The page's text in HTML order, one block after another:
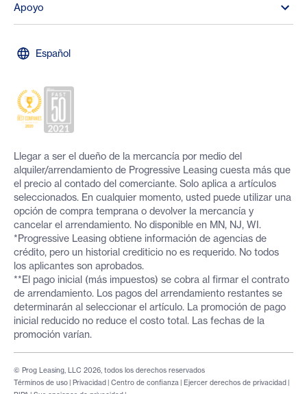
Apoyo
Español
Llegar a ser el dueño de la mercancía por medio del
alquiler/arrendamiento de Progressive Leasing cuesta más que
el precio al contado del comerciante. Solo aplica a artículos
seleccionados. En cualquier momento, usted puede utilizar una
opción de compra temprana o devolver la mercancía y
cancelar el arrendamiento. No disponible en MN, NJ, WI.
*Progressive Leasing obtiene información de agencias de
crédito, pero un historial crediticio no es requerido. No todos
los aplicantes son aprobados.
**El pago inicial (más impuestos) se cobra al firmar el contrato
de arrendamiento. Los pagos del arrendamiento restantes se
determinarán al seleccionar el artículo. La promoción de pago
inicial reducido no reduce el costo total. Las fechas de la
promoción varían.
Términos de uso | Privacidad | Centro de confianza | Ejercer derechos de privacidad |
© Prog Leasing, LLC 2026, todos los derechos reservados